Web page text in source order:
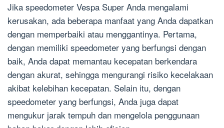
Jika speedometer Vespa Super Anda mengalami
kerusakan, ada beberapa manfaat yang Anda dapatkan
dengan memperbaiki atau menggantinya. Pertama,
dengan memiliki speedometer yang berfungsi dengan
baik, Anda dapat memantau kecepatan berkendara
dengan akurat, sehingga mengurangi risiko kecelakaan
akibat kelebihan kecepatan. Selain itu, dengan
speedometer yang berfungsi, Anda juga dapat
mengukur jarak tempuh dan mengelola penggunaan